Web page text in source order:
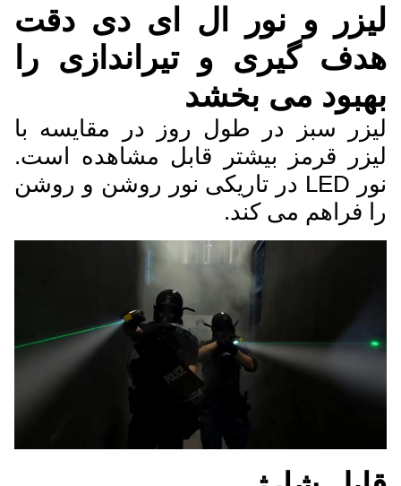
لیزر و نور ال ای دی دقت
هدف گیری و تیراندازی را
بهبود می بخشد
لیزر سبز در طول روز در مقایسه با
لیزر قرمز بیشتر قابل مشاهده است.
نور LED در تاریکی نور روشن و روشن
را فراهم می کند.